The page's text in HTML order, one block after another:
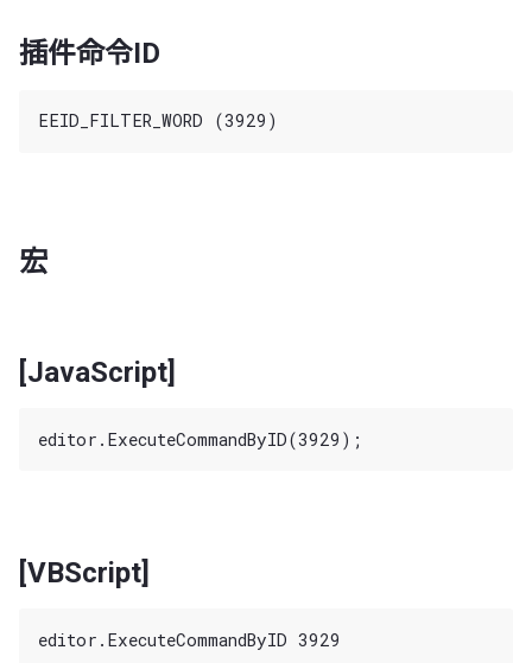
插件命令ID
宏
[JavaScript]
[VBScript]